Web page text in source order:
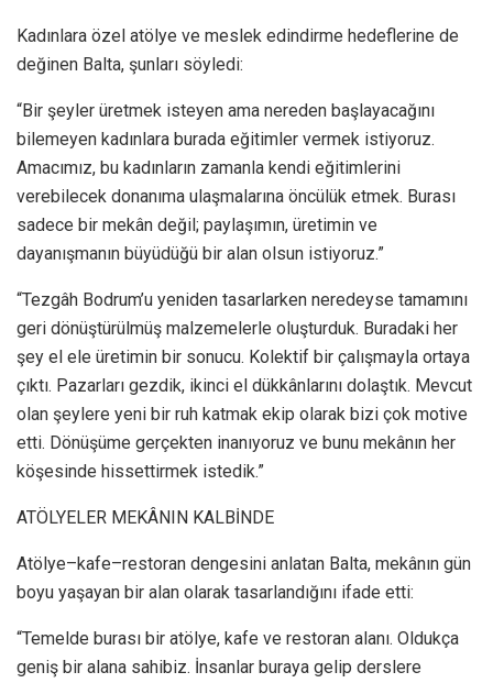
Kadınlara özel atölye ve meslek edindirme hedeflerine de
değinen Balta, şunları söyledi:
“Bir şeyler üretmek isteyen ama nereden başlayacağını
bilemeyen kadınlara burada eğitimler vermek istiyoruz.
Amacımız, bu kadınların zamanla kendi eğitimlerini
verebilecek donanıma ulaşmalarına öncülük etmek. Burası
sadece bir mekân değil; paylaşımın, üretimin ve
dayanışmanın büyüdüğü bir alan olsun istiyoruz.”
“Tezgâh Bodrum’u yeniden tasarlarken neredeyse tamamını
geri dönüştürülmüş malzemelerle oluşturduk. Buradaki her
şey el ele üretimin bir sonucu. Kolektif bir çalışmayla ortaya
çıktı. Pazarları gezdik, ikinci el dükkânlarını dolaştık. Mevcut
olan şeylere yeni bir ruh katmak ekip olarak bizi çok motive
etti. Dönüşüme gerçekten inanıyoruz ve bunu mekânın her
köşesinde hissettirmek istedik.”
ATÖLYELER MEKÂNIN KALBİNDE
Atölye–kafe–restoran dengesini anlatan Balta, mekânın gün
boyu yaşayan bir alan olarak tasarlandığını ifade etti:
“Temelde burası bir atölye, kafe ve restoran alanı. Oldukça
geniş bir alana sahibiz. İnsanlar buraya gelip derslere